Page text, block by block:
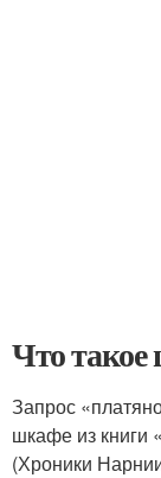
Что
Запрос
шкафе из книги
(Хроники